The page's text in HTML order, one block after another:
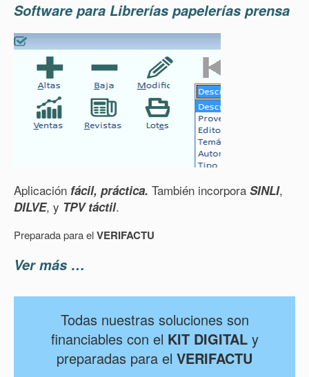
Software para Librerías papelerías prensa
Aplicación fácil, práctica. También incorpora SINLI,
DILVE, y TPV táctil.
Preparada para elVERIFACTU
Ver más …
Todas nuestras soluciones son
financiables con el KIT DIGITALy
preparadas para el VERIFACTU